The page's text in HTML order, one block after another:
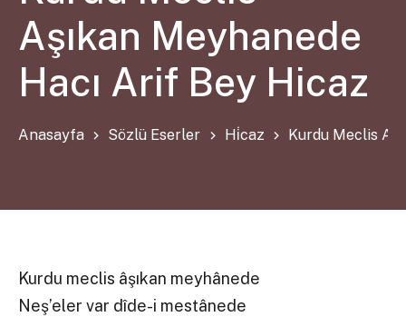
Aşıkan Meyhanede
Hacı Arif Bey Hicaz
Anasayfa Sözlü Eserler Hi̇caz Kurdu Meclis
Kurdu meclis âşıkan meyhânede
Neş’eler var dîde-i mestânede